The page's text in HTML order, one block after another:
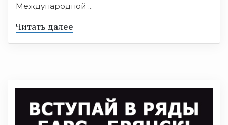
Международной ...
Читать далее